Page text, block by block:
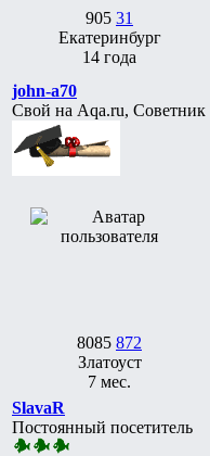
905 31
Екатеринбург
14 года
john-a70
Свой на Aqa.ru, Советник
8085 872
Златоуст
7 мес.
SlavaR
Постоянный посетитель